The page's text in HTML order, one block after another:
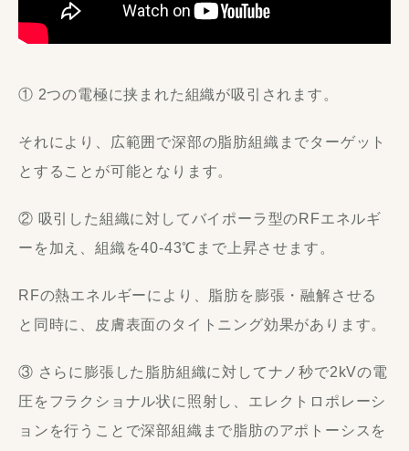
① 2つの電極に挟まれた組織が吸引されます。
それにより、広範囲で深部の脂肪組織までターゲット
とすることが可能となります。
② 吸引した組織に対してバイポーラ型のRFエネルギ
ーを加え、組織を40-43℃まで上昇させます。
RFの熱エネルギーにより、脂肪を膨張・融解させる
と同時に、皮膚表面のタイトニング効果があります。
③ さらに膨張した脂肪組織に対してナノ秒で2kVの電
圧をフラクショナル状に照射し、エレクトロポレーシ
ョンを行うことで深部組織まで脂肪のアポトーシスを